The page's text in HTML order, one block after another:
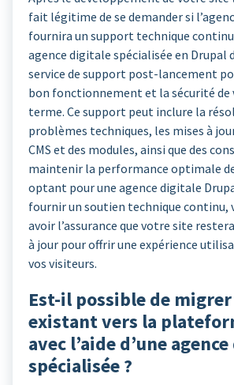
fait légitime de se demander si
fournira un support technique
agence digitale spécialisée en Drupal
service de support post-lancement
bon fonctionnement et la sécurité de
terme. Ce support peut inclure la
problèmes techniques, les mises à
CMS et des modules, ainsi que des
maintenir la performance optimale
optant pour une agence digitale
fournir un soutien technique continu,
avoir l’assurance que votre site
à jour pour offrir une expérience
vos visiteurs.
Est-il possible de
existant vers la
avec l’aide d’une
spécialisée ?